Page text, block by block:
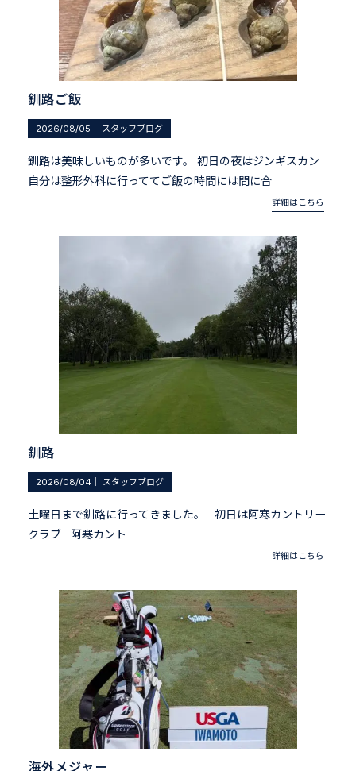
釧路ご飯
2026/08/05 スタッフブログ
釧路は美味しいものが多いです。 初日の夜はジンギスカン
自分は整形外科に行っててご飯の時間には間に合
詳細はこちら
釧路
2026/08/04 スタッフブログ
土曜日まで釧路に行ってきました。 初日は阿寒カントリー
クラブ 阿寒カント
詳細はこちら
海外メジャー